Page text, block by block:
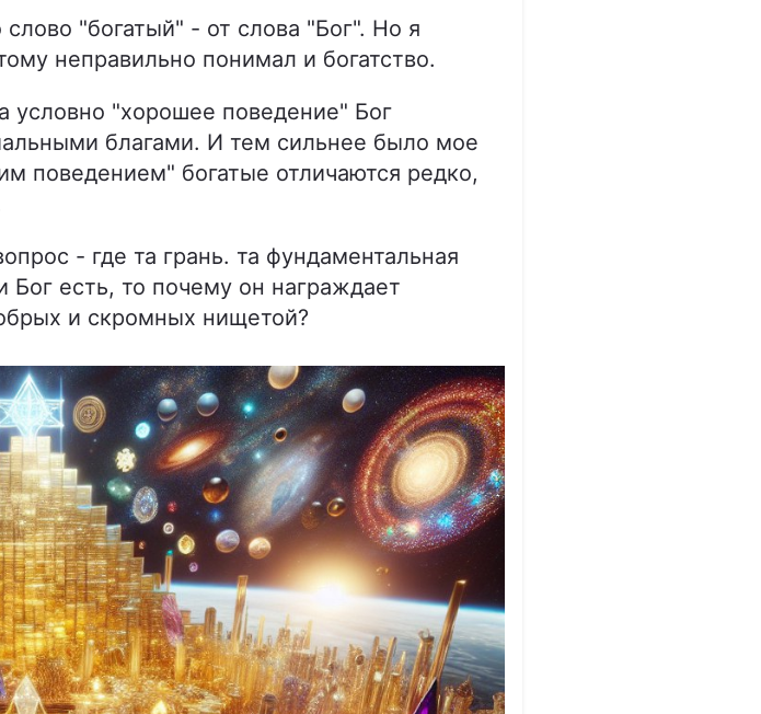
"богатый" - от слова "Бог". Но я
неправильно понимал и богатство.
условно "хорошее поведение" Бог
благами. И тем сильнее было мое
поведением" богатые отличаются редко,
- где та грань. та фундаментальная
Бог есть, то почему он награждает
и скромных нищетой?